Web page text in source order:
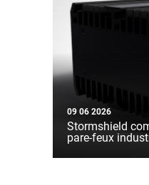
09 06 2026
Stormshield
pare-feux